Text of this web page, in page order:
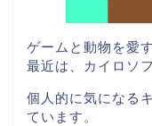
ゲームと動物を愛
最近は、カイロソ
個人的に気になる
ています。